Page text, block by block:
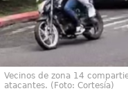
Vecinos de zona 14
atacantes. (Foto: Cortesía)